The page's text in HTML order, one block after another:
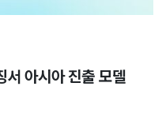
서 아시아 진출 모델